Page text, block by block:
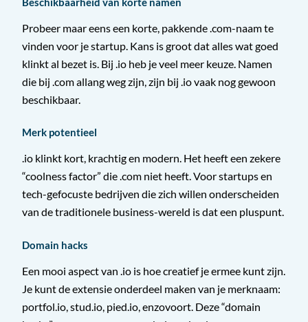
Probeer maar eens een korte, pakkende .com-naam te
vinden voor je startup. Kans is groot dat alles wat goed
klinkt al bezet is. Bij .io heb je veel meer keuze. Namen
die bij .com allang weg zijn, zijn bij .io vaak nog gewoon
beschikbaar.
Merk potentieel
.io klinkt kort, krachtig en modern. Het heeft een zekere
“coolness factor” die .com niet heeft. Voor startups en
tech-gefocuste bedrijven die zich willen onderscheiden
van de traditionele business-wereld is dat een pluspunt.
Domain hacks
Een mooi aspect van .io is hoe creatief je ermee kunt zijn.
Je kunt de extensie onderdeel maken van je merknaam:
portfol.io, stud.io, pied.io, enzovoort. Deze “domain